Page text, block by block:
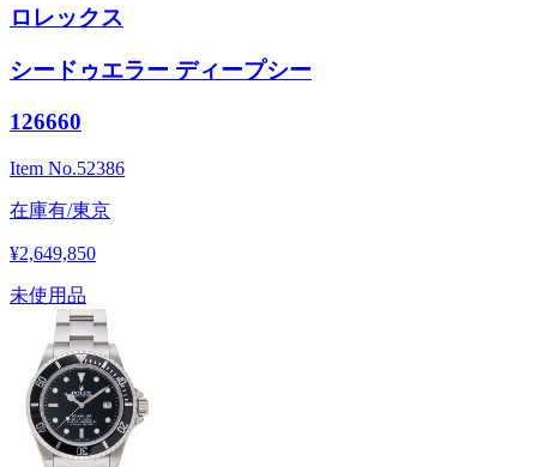
ロレックス
シードゥエラー ディープシー
126660
Item No.52386
在庫有/東京
¥2,649,850
未使用品